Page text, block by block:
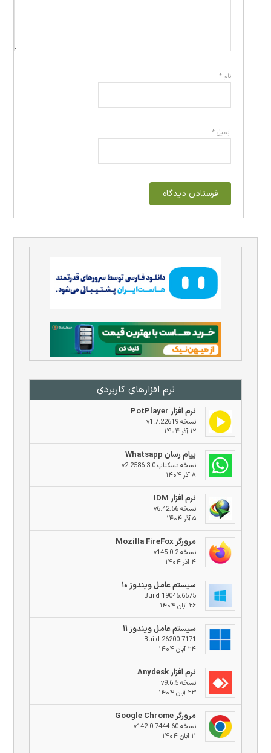
نرم افزار‌های کاربردی
نرم افزار PotPlayer
نسخه v1.7.22619
۱۲ آذر ۱۴۰۴
پیام رسان Whatsapp
نسخه دسکتاپ v2.2586.3.0
۸ آذر ۱۴۰۴
نرم افزار IDM
نسخه v6.42.56
۵ آذر ۱۴۰۴
مرورگر Mozilla FireFox
نسخه v145.0.2
۴ آذر ۱۴۰۴
سیستم عامل ویندوز ۱۰
Build 19045.6575
۲۶ آبان ۱۴۰۴
سیستم عامل ویندوز ۱۱
Build 26200.7171
۲۴ آبان ۱۴۰۴
نرم افزار Anydesk
نسخه v9.6.5
۲۳ آبان ۱۴۰۴
مرورگر Google Chrome
نسخه v142.0.7444.60
۱۱ آبان ۱۴۰۴
نام*
ایمیل*